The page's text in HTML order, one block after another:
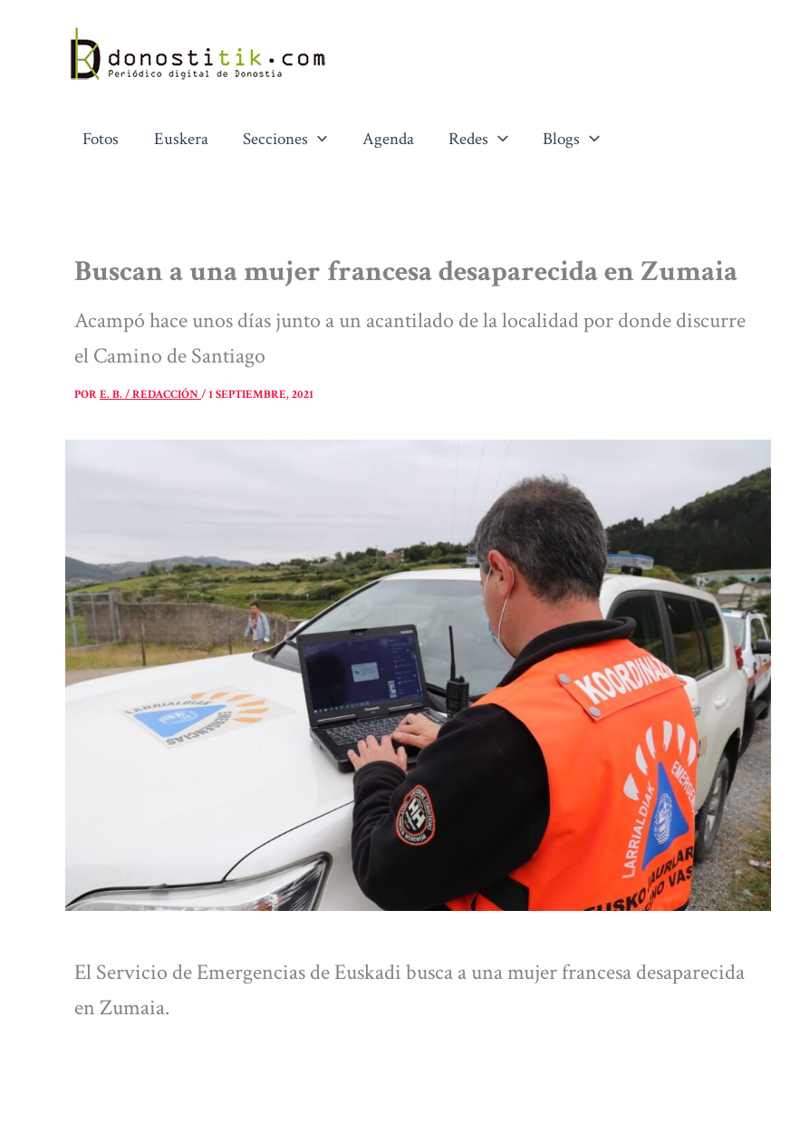
contenido
Fotos Euskera Secciones Agenda Redes Blogs
Buscan a una mujer francesa desaparecida en Zumaia
Acampó hace unos días junto a un acantilado de la localidad por donde discurre
el Camino de Santiago
PORE. B. / REDACCIÓN/1 SEPTIEMBRE, 2021
El Servicio de Emergencias de Euskadi busca a una mujer francesa desaparecida
en Zumaia.